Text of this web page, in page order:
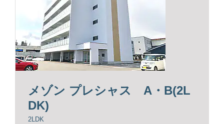
メゾン プレシャス A・B(2L
DK)
2LDK